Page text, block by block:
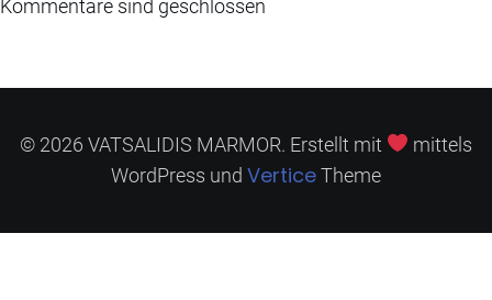
Kommentare sind geschlossen
© 2026 VATSALIDIS MARMOR. Erstellt mit
mittels
WordPress und VerticeTheme